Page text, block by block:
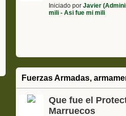
Iniciado porJavier
mili - Asi fue mi mili
Fuerzas Armadas,
Que fue el
Marruecos